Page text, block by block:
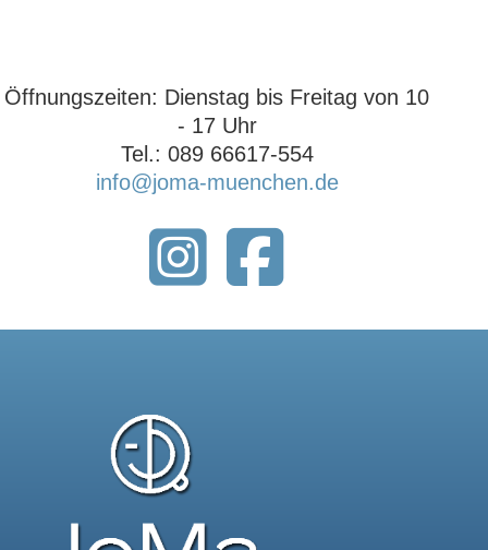
Öffnungszeiten: ‍Dienstag bis Freitag von 10
- 17 Uhr‍
Tel.: 089 66617-554
info@joma-muenchen.de